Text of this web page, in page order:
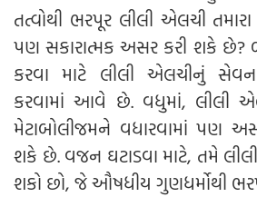
તત્વોથી ભરપૂર લીલી એલચી
પણ સકારાત્મક અસર કરી શકે છે?
કરવા માટે લીલી એલચીનું
કરવામાં આવે છે. વધુમાં, લીલી
મેટાબોલીજમને વધારવામાં પણ
શકે છે. વજન ઘટાડવા માટે, તમે
શકો છો, જે ઔષધીય ગુણધર્મોથી